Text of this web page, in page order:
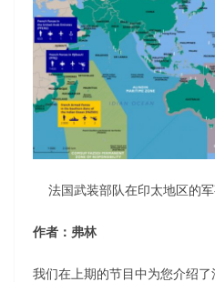
法国武装部队在印太地区的
作者：弗林
我们在上期的节目中为您介绍